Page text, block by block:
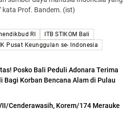
kata Prof. Bandem. (ist)
RI
ITB STIKOM Bali
Pusat Keunggulan se- Indonesia
Posko Bali Peduli Adonara Terima
Bagi Korban Bencana Alam di Pulau
Cenderawasih, Korem/174 Merauke